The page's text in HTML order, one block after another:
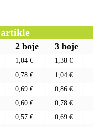
artikle
2 boje 3 boje
1,04 € 1,38 €
0,78 € 1,04 €
0,69 € 0,86 €
0,60 € 0,78 €
0,57 € 0,69 €